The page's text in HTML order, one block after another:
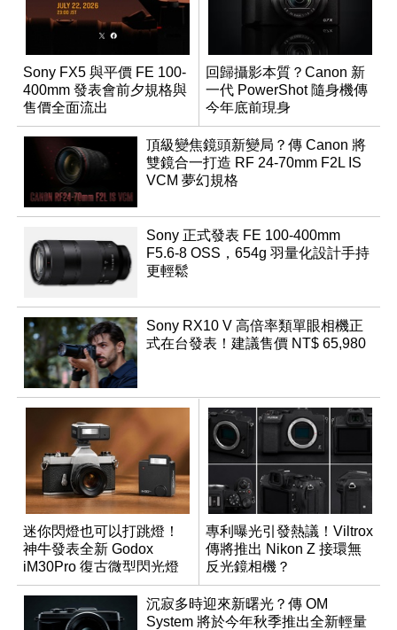
Sony FX5 與平價 FE 100-
400mm 發表會前夕規格與
售價全面流出
回歸攝影本質？Canon 新
一代 PowerShot 隨身機傳
今年底前現身
頂級變焦鏡頭新變局？傳 Canon 將
雙鏡合一打造 RF 24-70mm F2L IS
VCM 夢幻規格
Sony 正式發表 FE 100-400mm
F5.6-8 OSS，654g 羽量化設計手持
更輕鬆
Sony RX10 V 高倍率類單眼相機正
式在台發表！建議售價 NT$ 65,980
迷你閃燈也可以打跳燈！
神牛發表全新 Godox
iM30Pro 復古微型閃光燈
專利曝光引發熱議！Viltrox
傳將推出 Nikon Z 接環無
反光鏡相機？
沉寂多時迎來新曙光？傳 OM
System 將於今年秋季推出全新輕量